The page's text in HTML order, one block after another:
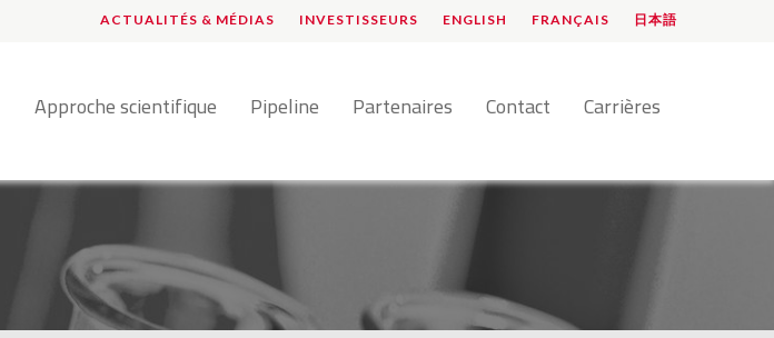
ACTUALITÉS & MÉDIAS INVESTISSEURS ENGLISH FRANÇAIS 日本語
Approche scientifique Pipeline Partenaires Contact Carrières